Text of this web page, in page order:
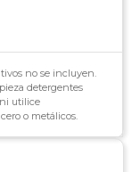
no se incluyen.
detergentes
utilice
o metálicos.